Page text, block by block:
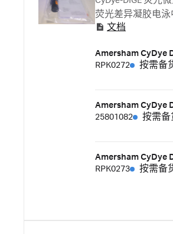
荧光差异凝胶电泳
文档
Amersham CyDye
RPK0272
按需备
Amersham CyDye
25801082
按需备
Amersham CyDye
RPK0273
按需备